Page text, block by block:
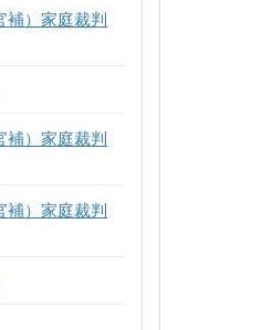
補）家庭裁判
補）家庭裁判
補）家庭裁判